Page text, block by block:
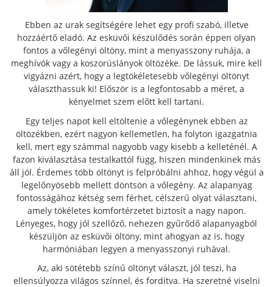
Ebben az urak segítségére lehet egy profi szabó, illetve
hozzáértő eladó. Az esküvői készülődés során éppen olyan
fontos a vőlegényi öltöny, mint a menyasszony ruhája, a
meghívók vagy a koszorúslányok öltözéke. De lássuk, mire kell
vigyázni azért, hogy a legtökéletesebb vőlegényi öltönyt
választhassuk ki! Először is a legfontosabb a méret, a
kényelmet szem előtt kell tartani.
Egy teljes napot kell eltöltenie a vőlegénynek ebben az
öltözékben, ezért nagyon kellemetlen, ha folyton igazgatnia
kell, mert egy számmal nagyobb vagy kisebb a kelleténél. A
fazon kiválasztása testalkattól függ, hiszen mindenkinek más
áll jól. Érdemes több öltönyt is felpróbálni ahhoz, hogy végül a
legelőnyösebb mellett döntsön a vőlegény. Az alapanyag
fontosságához kétség sem férhet, célszerű olyat választani,
amely tökéletes komfortérzetet biztosít a nagy napon.
Lényeges, hogy jól szellőző, nehezen gyűrődő alapanyagból
készüljön az esküvői öltöny, mint ahogyan az is, hogy
harmóniában legyen a menyasszonyi ruhával.
Az, aki sötétebb színű öltönyt választ, jól teszi, ha
ellensúlyozza világos színnel, és fordítva. Ha szeretné viselni